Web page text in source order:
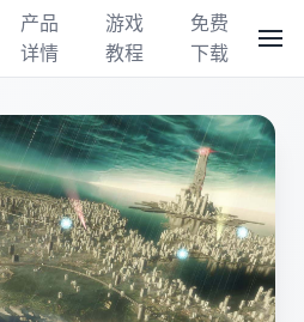
产品
详情
游戏
教程
免费
下载